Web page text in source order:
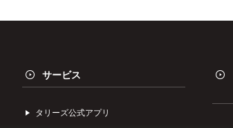
サービス
タリーズ公式アプリ